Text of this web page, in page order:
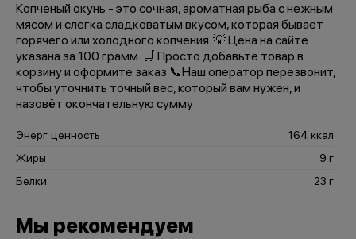
Копченый окунь - это сочная, ароматная рыба с нежным
мясом и слегка сладковатым вкусом, которая бывает
горячего или холодного копчения. 💡 Цена на сайте
указана за 100 грамм. 🛒 Просто добавьте товар в
корзину и оформите заказ 📞Наш оператор перезвонит,
чтобы уточнить точный вес, который вам нужен, и
назовёт окончательную сумму
Энерг. ценность
164 ккал
Жиры
9 г
Белки
23 г
Мы рекомендуем